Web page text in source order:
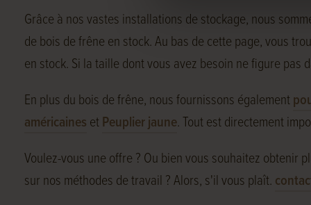
Grâce à nos vastes installations de stockage, nous
de bois de frêne en stock. Au bas de cette page, vous
en stock. Si la taille dont vous avez besoin ne figure pas
En plus du bois de frêne, nous fournissons également
américaines etPeuplier jaune. Tout est directement
Voulez-vous une offre ? Ou bien vous souhaitez obtenir
sur nos méthodes de travail ? Alors, s'il vous plaît.